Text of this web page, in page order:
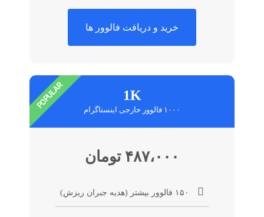
خرید و دریافت فالوور ها
1K
۱۰۰۰ فالوور خارجی اینستاگرام
۴۸۷،۰۰۰ تومان
۱۵۰ فالوور بیشتر (هدیه جبران ریزش)
POPULAR